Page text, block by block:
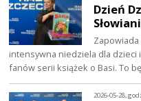
Dzień
intensywna niedziela dla dzieci
fanów serii książek o Basi. To
2026-05-28,